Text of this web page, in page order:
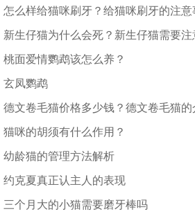
怎么样给猫咪刷牙？给猫咪刷牙的注意
桃面爱情鹦鹉该怎么养？
玄凤鹦鹉
德文卷毛猫价格多少钱？德文卷毛猫的
猫咪的胡须有什么作用？
幼龄猫的管理方法解析
约克夏真正认主人的表现
三个月大的小猫需要磨牙棒吗